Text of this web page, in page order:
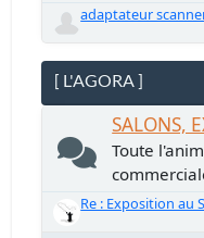
adaptateur
[ L'AGORA ]
SALONS,
Toute
Re : Exposition au